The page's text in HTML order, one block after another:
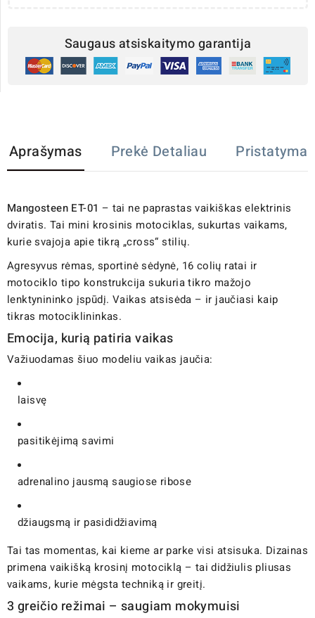
Saugaus atsiskaitymo garantija
Aprašymas Prekė Detaliau Pristatymas
Mangosteen ET-01 – tai ne paprastas vaikiškas elektrinis
dviratis. Tai mini krosinis motociklas, sukurtas vaikams,
kurie svajoja apie tikrą „cross“ stilių.
Agresyvus rėmas, sportinė sėdynė, 16 colių ratai ir
motociklo tipo konstrukcija sukuria tikro mažojo
lenktynininko įspūdį. Vaikas atsisėda – ir jaučiasi kaip
tikras motociklininkas.
Emocija, kurią patiria vaikas
Važiuodamas šiuo modeliu vaikas jaučia:
laisvę
pasitikėjimą savimi
adrenalino jausmą saugiose ribose
džiaugsmą ir pasididžiavimą
Tai tas momentas, kai kieme ar parke visi atsisuka. Dizainas
primena vaikišką krosinį motociklą – tai didžiulis pliusas
vaikams, kurie mėgsta techniką ir greitį.
3 greičio režimai – saugiam mokymuisi